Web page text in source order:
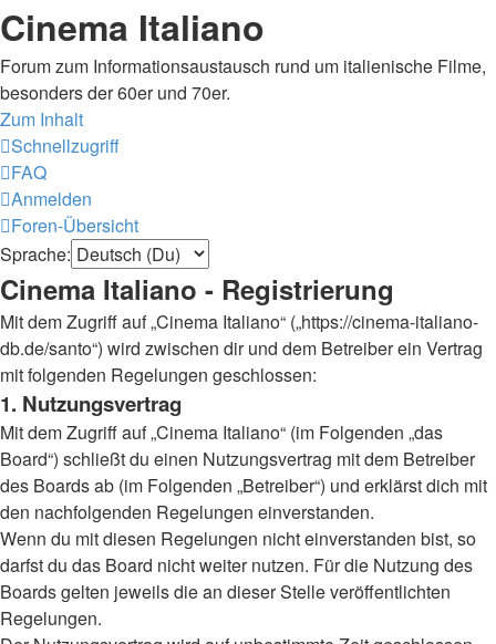
Cinema Italiano
Forum zum Informationsaustausch rund um italienische Filme,
besonders der 60er und 70er.
Zum Inhalt
Schnellzugriff
FAQ
Anmelden
Foren-Übersicht
Sprache:
Cinema Italiano - Registrierung
Mit dem Zugriff auf „Cinema Italiano“ („https://cinema-italiano-
db.de/santo“) wird zwischen dir und dem Betreiber ein Vertrag
mit folgenden Regelungen geschlossen:
1. Nutzungsvertrag
Mit dem Zugriff auf „Cinema Italiano“ (im Folgenden „das
Board“) schließt du einen Nutzungsvertrag mit dem Betreiber
des Boards ab (im Folgenden „Betreiber“) und erklärst dich mit
den nachfolgenden Regelungen einverstanden.
Wenn du mit diesen Regelungen nicht einverstanden bist, so
darfst du das Board nicht weiter nutzen. Für die Nutzung des
Boards gelten jeweils die an dieser Stelle veröffentlichten
Regelungen.